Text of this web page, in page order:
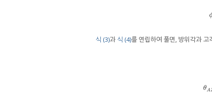
식 (3)과 식 (4)를 연립하여 풀면, 방위각과 고
θ A